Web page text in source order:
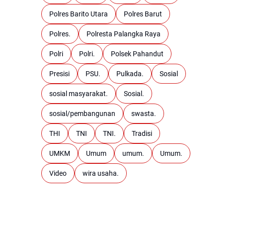
Polres Barito Utara Polres Barut
Polres. Polresta Palangka Raya
Polri Polri. Polsek Pahandut
Presisi PSU. Pulkada. Sosial
sosial masyarakat. Sosial.
sosial/pembangunan swasta.
THI TNI TNI. Tradisi
UMKM Umum umum. Umum.
Video wira usaha.